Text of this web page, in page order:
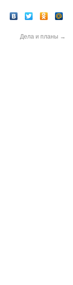
Дела и планы →